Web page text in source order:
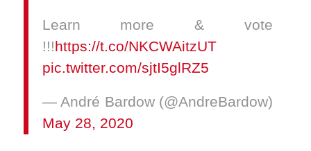
Learn more & vote
!!!https://t.co/NKCWAitzUT
pic.twitter.com/sjtI5glRZ5
— André Bardow (@AndreBardow)
May 28, 2020